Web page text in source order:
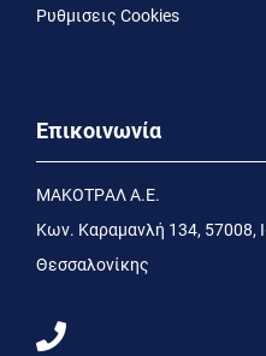
Ρυθμισεις Cookies
Επικοινωνία
MΑΚΟΤΡΑΛ Α.Ε.
Kων. Kαραμανλή 134, 57008,
Θεσσαλονίκης